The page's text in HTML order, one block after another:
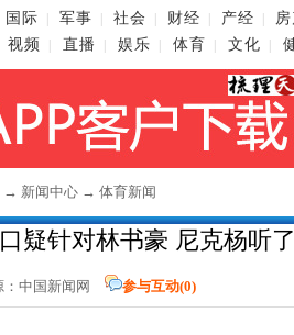
国际 军事 社会 财经 产经
视频 直播 娱乐 体育 文化
→ 新闻中心 → 体育新闻
疑针对林书豪 尼克杨听
中国新闻网 参与互动(0)